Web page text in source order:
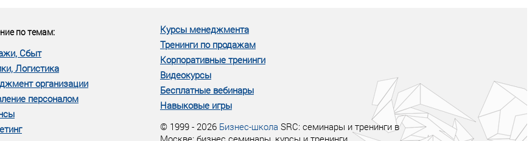
по темам:
Сбыт
Логистика
организации
персоналом
Курсы менеджмента
Тренинги по продажам
Корпоративные тренинги
Видеокурсы
Бесплатные вебинары
Навыковые игры
© 1999 - 2026 Бизнес-школа SRC: семинары и тренинги в
Москве: бизнес семинары, курсы и тренинги